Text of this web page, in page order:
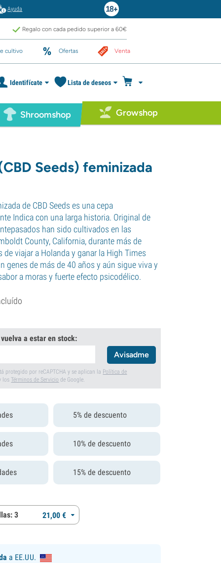
Ayuda
Regalo con cada pedido superior a 60€
cultivo Ofertas Venta
Identifícate Lista de deseos
Shroomshop Growshop
Seeds) feminizada
de CBD Seeds es una cepa
Indica con una larga historia. Original de
han sido cultivados en las
County, California, durante más de
de viajar a Holanda y ganar la High Times
genes de más de 40 años y aún sigue viva y
a moras y fuerte efecto psicodélico.
a estar en stock:
Avisadme
protegido por reCAPTCHA y se aplican la Política de
losTérminos de Servicio de Google.
5% de descuento
10% de descuento
15% de descuento
3 21,00 €
a EE.UU.